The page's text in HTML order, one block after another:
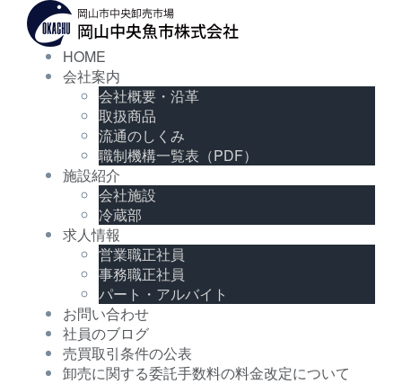
HOME
会社案内
会社概要・沿革
取扱商品
流通のしくみ
職制機構一覧表（PDF）
施設紹介
会社施設
冷蔵部
求人情報
営業職正社員
事務職正社員
パート・アルバイト
お問い合わせ
社員のブログ
売買取引条件の公表
卸売に関する委託手数料の料金改定について